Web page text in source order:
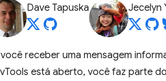
Dave Tapuska Jecelyn
você receber uma mensagem
está aberto, você faz parte